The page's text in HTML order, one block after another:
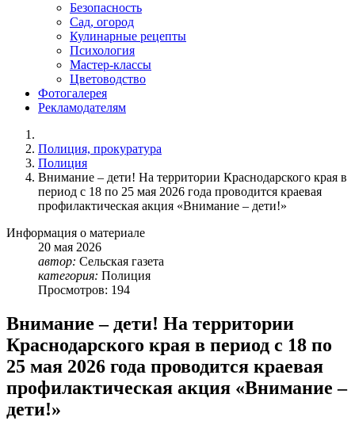
Безопасность
Сад, огород
Кулинарные рецепты
Психология
Мастер-классы
Цветоводство
Фотогалерея
Рекламодателям
Полиция, прокуратура
Полиция
Внимание – дети! На территории Краснодарского края в
период с 18 по 25 мая 2026 года проводится краевая
профилактическая акция «Внимание – дети!»
Информация о материале
20 мая 2026
автор: Сельская газета
категория: Полиция
Просмотров: 194
Внимание – дети! На территории
Краснодарского края в период с 18 по
25 мая 2026 года проводится краевая
профилактическая акция «Внимание –
дети!»